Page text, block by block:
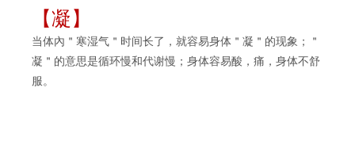
【凝】
当体內＂寒湿气＂时间长了，就容易身体＂凝＂的现象；＂
凝＂的意思是循环慢和代谢慢；身体容易酸，痛，身体不舒
服。